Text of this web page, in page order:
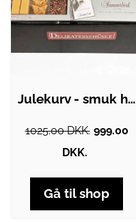
Julekurv - smuk hvid gavekurv med de…
1025.00 DKK. 999.00
DKK.
Gå til shop